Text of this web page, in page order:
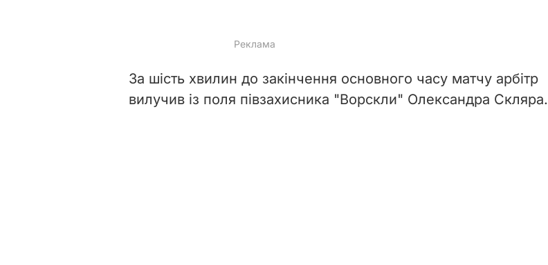
За шість хвилин до закінчення основного часу матчу арбітр
вилучив із поля півзахисника "Ворскли" Олександра Скляра.